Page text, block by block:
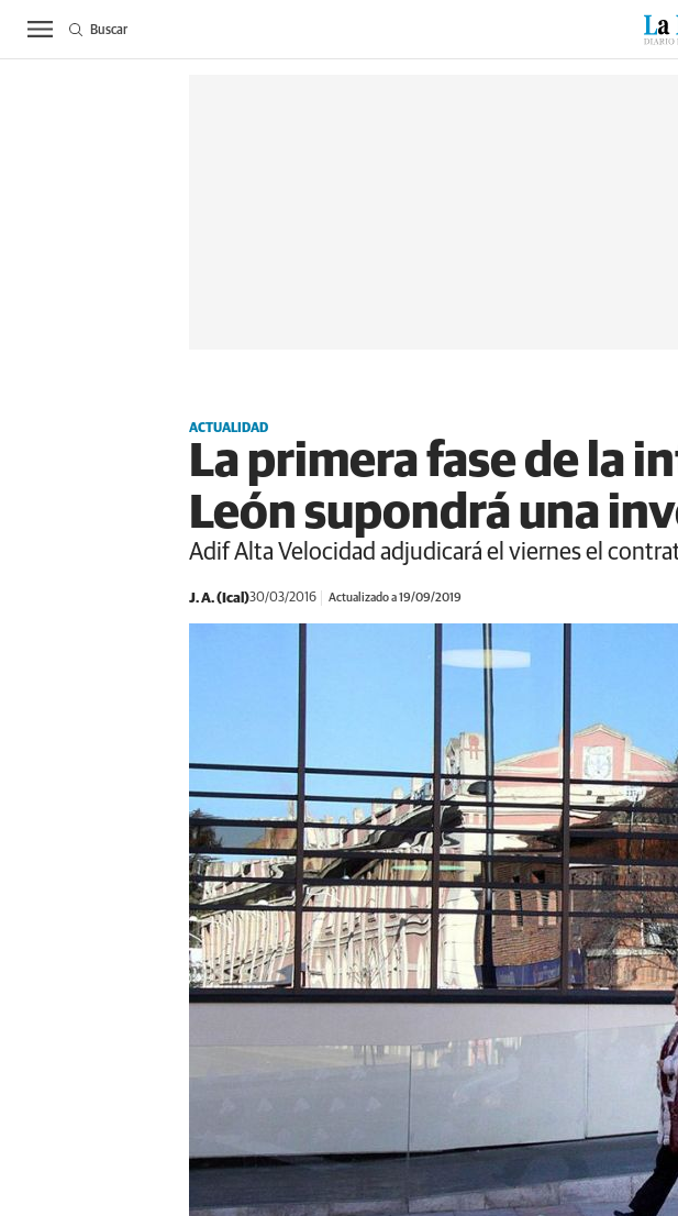
ACTUALIDAD BIERZO SUCESOS
Buscar
ACTUALIDAD
La primera fase de la
León supondrá una
Adif Alta Velocidad adjudicará el viernes el
J. A. (Ical)30/03/2016 Actualizado a 19/09/2019